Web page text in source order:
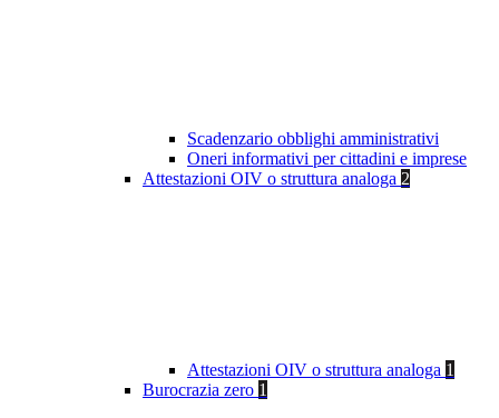
Scadenzario obblighi amministrativi
Oneri informativi per cittadini e imprese
Attestazioni OIV o struttura analoga 2
Attestazioni OIV o struttura analoga 1
Burocrazia zero 1